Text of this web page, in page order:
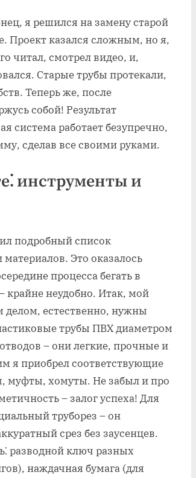
я решился на замену старой
Проект казался сложным, но я,
читал, смотрел видео, и,
Старые трубы протекали,
Теперь же, после
собой! Результат
система работает безупречно,
сделав все своими руками.
инструменты и
подробный список
Это оказалось
процесса бегать в
крайне неудобно. Итак, мой
делом, естественно, нужны
трубы ПВХ диаметром
– они легкие, прочные и
я приобрел соответствующие
муфты, хомуты. Не забыл и про
– залог успеха! Для
труборез – он
срез без заусенцев.
разводной ключ разных
наждачная бумага (для